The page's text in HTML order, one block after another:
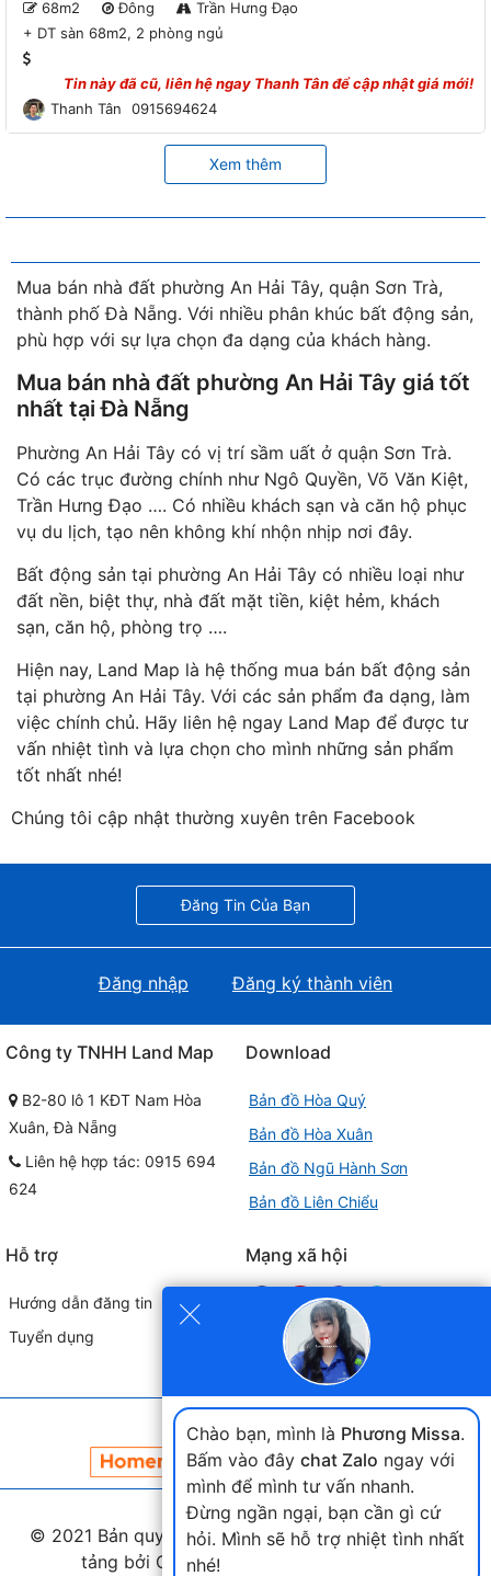
68m2 Đông
Trần Hưng Đạo
+ DT sàn 68m2, 2 phòng ngủ
Tin này đã cũ, liên hệ ngay Thanh Tânđể cập nhật giá mới!
Thanh Tân
0915694624
Xem thêm
Mua bán nhà đất phường An Hải Tây, quận Sơn Trà,
thành phố Đà Nẵng. Với nhiều phân khúc bất động sản,
phù hợp với sự lựa chọn đa dạng của khách hàng.
Mua bán nhà đất phường An Hải Tây giá tốt
nhất tại Đà Nẵng
Phường An Hải Tây có vị trí sầm uất ở quận Sơn Trà.
Có các trục đường chính như Ngô Quyền, Võ Văn Kiệt,
Trần Hưng Đạo …. Có nhiều khách sạn và căn hộ phục
vụ du lịch, tạo nên không khí nhộn nhịp nơi đây.
Bất động sản tại phường An Hải Tây có nhiều loại như
đất nền, biệt thự, nhà đất mặt tiền, kiệt hẻm, khách
sạn, căn hộ, phòng trọ ….
Hiện nay, Land Map là hệ thống mua bán bất động sản
tại phường An Hải Tây. Với các sản phẩm đa dạng, làm
việc chính chủ. Hãy liên hệ ngay Land Map để được tư
vấn nhiệt tình và lựa chọn cho mình những sản phẩm
tốt nhất nhé!
Chúng tôi cập nhật thường xuyên trên Facebook
×
Chào bạn, mình là Phương Missa.
Bấm vào đây chat Zalo ngay với
mình để mình tư vấn nhanh.
Đừng ngần ngại, bạn cần gì cứ
hỏi. Mình sẽ hỗ trợ nhiệt tình nhất
nhé!
Đăng Tin Của Bạn
Đăng nhập Đăng ký thành viên
Công ty TNHH Land Map
B2-80 lô 1 KĐT Nam Hòa
Xuân, Đà Nẵng
Liên hệ hợp tác: 0915 694
624
Download
Bản đồ Hòa Quý
Bản đồ Hòa Xuân
Bản đồ Ngũ Hành Sơn
Bản đồ Liên Chiểu
Hỗ trợ
Hướng dẫn đăng tin
Tuyển dụng
Mạng xã hội
© 2021 Bản quyền thuộclandmap.vn. Phát triển nền
tảng bởi Công ty Home Land Việt Nam.